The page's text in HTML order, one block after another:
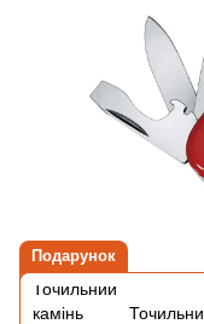
Подарунок